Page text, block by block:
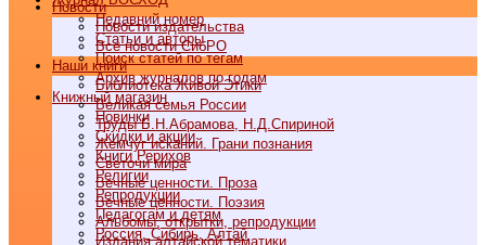
Недавний номер
Статьи и авторы
Поиск статей по тегам
Архив журналов по годам
Книжный магазин
Новинки
Скидки и акции
Книги Рерихов
Религии
Репродукции
Педагогам и детям
Россия, Сибирь, Алтай
Новости
Новости издательства
Все новости СибРО
Наши книги
Библиотека Живой Этики
Великая семья России
Труды Б.Н.Абрамова, Н.Д.Спириной
Жемчуг исканий. Грани познания
Светочи мира
Вечные ценности. Проза
Вечные ценности. Поэзия
Альбомы, открытки, репродукции
Издания алтайской тематики